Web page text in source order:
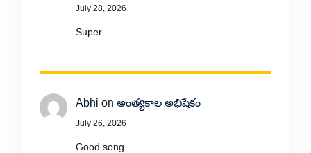
July 28, 2026
Super
Abhi on అంత్యకాల అభిషేకం
July 26, 2026
Good song